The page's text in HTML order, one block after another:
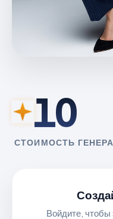
10
СТОИМОСТЬ
Войдите, чтобы